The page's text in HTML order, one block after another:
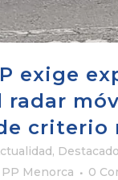
exige
radar
criterio
,
PP Menorca 0